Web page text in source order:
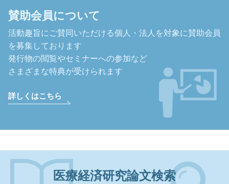
賛助会員について
活動趣旨にご賛同いただける個人・法人を対象に賛助会員
を募集しております
発行物の閲覧やセミナーへの参加など
さまざまな特典が受けられます
詳しくはこちら
医療経済研究論文検索